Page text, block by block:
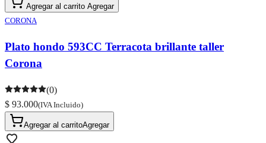
Agregar al carrito Agregar
CORONA
Plato hondo 593CC Terracota brillante taller
Corona
(0)
$ 93.000(IVA Incluido)
Agregar al carritoAgregar